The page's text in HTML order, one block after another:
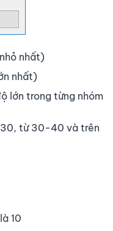
nhất)
nhất)
lớn trong từng nhóm
30, từ 30-40 và trên
10